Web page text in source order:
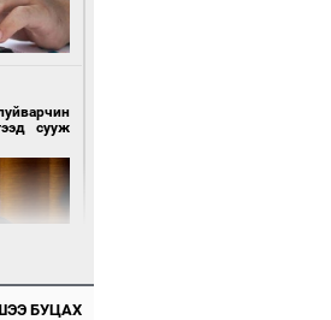
баг
шатахуун
сууж
БУЦАХ